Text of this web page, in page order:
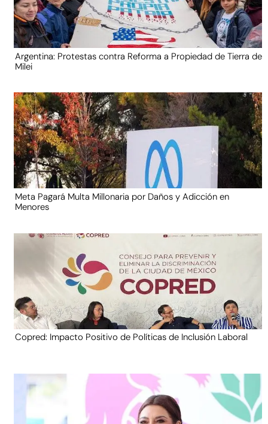
Argentina: Protestas contra Reforma a Propiedad de Tierra de
Milei
Meta Pagará Multa Millonaria por Daños y Adicción en
Menores
Copred: Impacto Positivo de Políticas de Inclusión Laboral